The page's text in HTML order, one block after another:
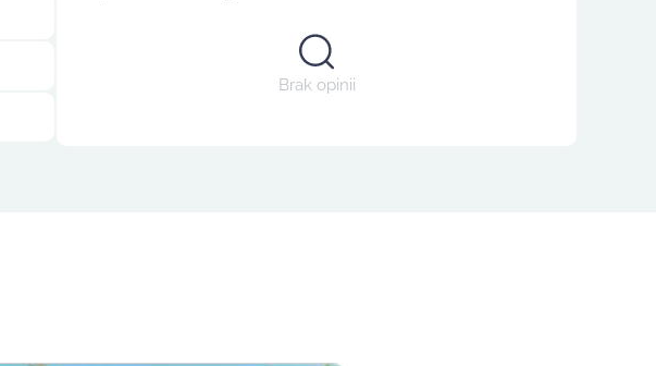
Brak opinii